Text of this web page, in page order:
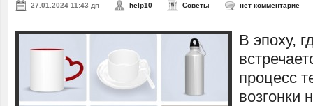
27.01.2024 11:43 дп help10 Советы нет комментарие
В эпоху,
процесс
возгонки